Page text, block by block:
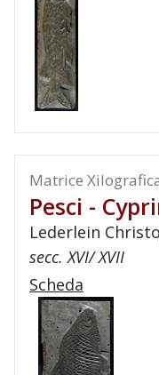
Matrice
Pesci -
Lederlein
secc. XVI/ XVII
Scheda